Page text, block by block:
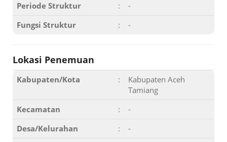
Periode Struktur
:
-
Fungsi Struktur
: -
Lokasi Penemuan
Kabupaten/Kota :
Kabupaten Aceh
Tamiang
Kecamatan
:
-
Desa/Kelurahan
:
-